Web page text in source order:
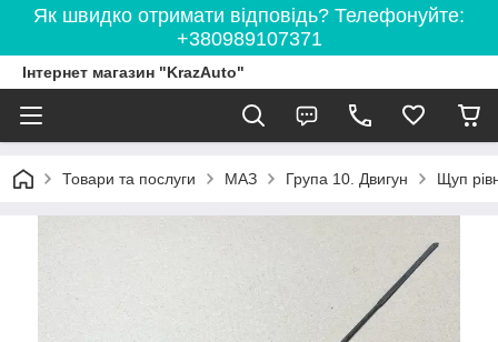
Як швидко отримати відповідь? Телефонуйте:
+380989107371
Інтернет магазин "KrazAuto"
Товари та послуги МАЗ Група 10. Двигун Щуп